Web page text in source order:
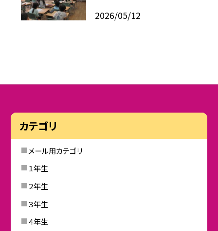
2026/05/12
カテゴリ
メール用カテゴリ
１年生
２年生
３年生
４年生